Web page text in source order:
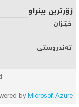
زۆرترین بینراو
خـێـزان
تـه‌ندروستی
by Microsoft Azure